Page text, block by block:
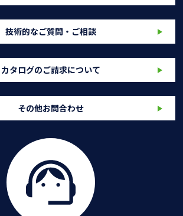
技術的なご質問・ご相談
カタログのご請求について
その他お問合わせ